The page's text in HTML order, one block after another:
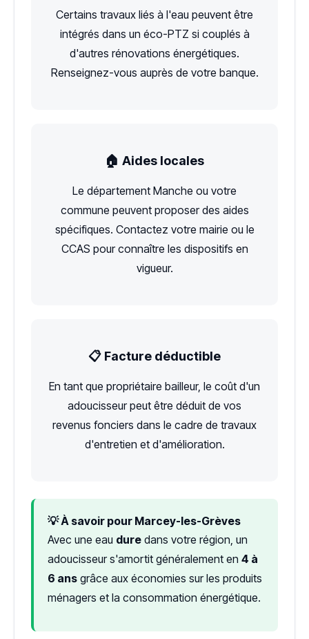
Certains travaux liés à l'eau peuvent être
intégrés dans un éco-PTZ si couplés à
d'autres rénovations énergétiques.
Renseignez-vous auprès de votre banque.
🏠 Aides locales
Le département Manche ou votre
commune peuvent proposer des aides
spécifiques. Contactez votre mairie ou le
CCAS pour connaître les dispositifs en
vigueur.
📋 Facture déductible
En tant que propriétaire bailleur, le coût d'un
adoucisseur peut être déduit de vos
revenus fonciers dans le cadre de travaux
d'entretien et d'amélioration.
💡 À savoir pour Marcey-les-Grèves
Avec une eau dure dans votre région, un
adoucisseur s'amortit généralement en 4 à
6 ans grâce aux économies sur les produits
ménagers et la consommation énergétique.